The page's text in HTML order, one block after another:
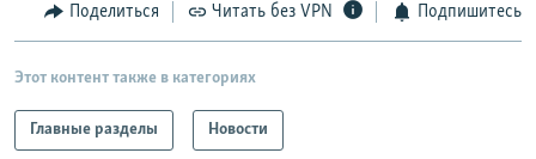
Все сайты РСЕ/РС
Поделиться Читать без VPN Подпишитесь
Этот контент также в категориях
Главные разделы Новости